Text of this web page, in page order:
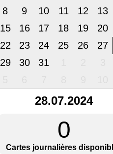
8
9 10 11 12
13
15
16 17 18 19
20
22
23 24 25 26
27
29
30 31
28.07.2024
0
Cartes journalières